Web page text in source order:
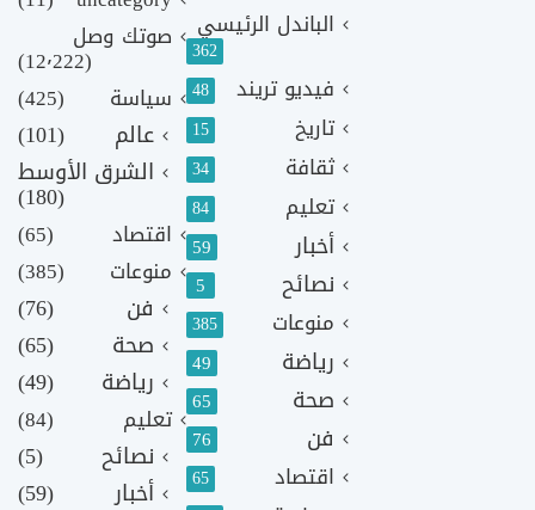
الباندل الرئيسي
362
فيديو تريند 48
تاريخ 15
ثقافة 34
تعليم 84
أخبار 59
نصائح 5
منوعات 385
رياضة 49
صحة 65
فن 76
اقتصاد 65
صوتك وصل
(12٬222)
سياسة
(425)
عالم
(101)
الشرق الأوسط
(180)
اقتصاد
(65)
منوعات
(385)
فن
(76)
صحة
(65)
رياضة
(49)
تعليم (84)
نصائح
(5)
أخبار
(59)